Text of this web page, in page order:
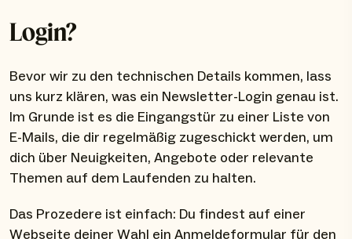
Login?
Bevor wir zu den technischen Details kommen, lass
uns kurz klären, was ein Newsletter-Login genau ist.
Im Grunde ist es die Eingangstür zu einer Liste von
E-Mails, die dir regelmäßig zugeschickt werden, um
dich über Neuigkeiten, Angebote oder relevante
Themen auf dem Laufenden zu halten.
Das Prozedere ist einfach: Du findest auf einer
Webseite deiner Wahl ein Anmeldeformular für den